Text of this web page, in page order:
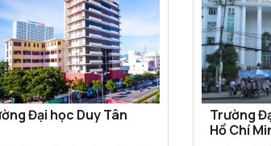
Đại học Duy Tân
Trường
Hồ Chí